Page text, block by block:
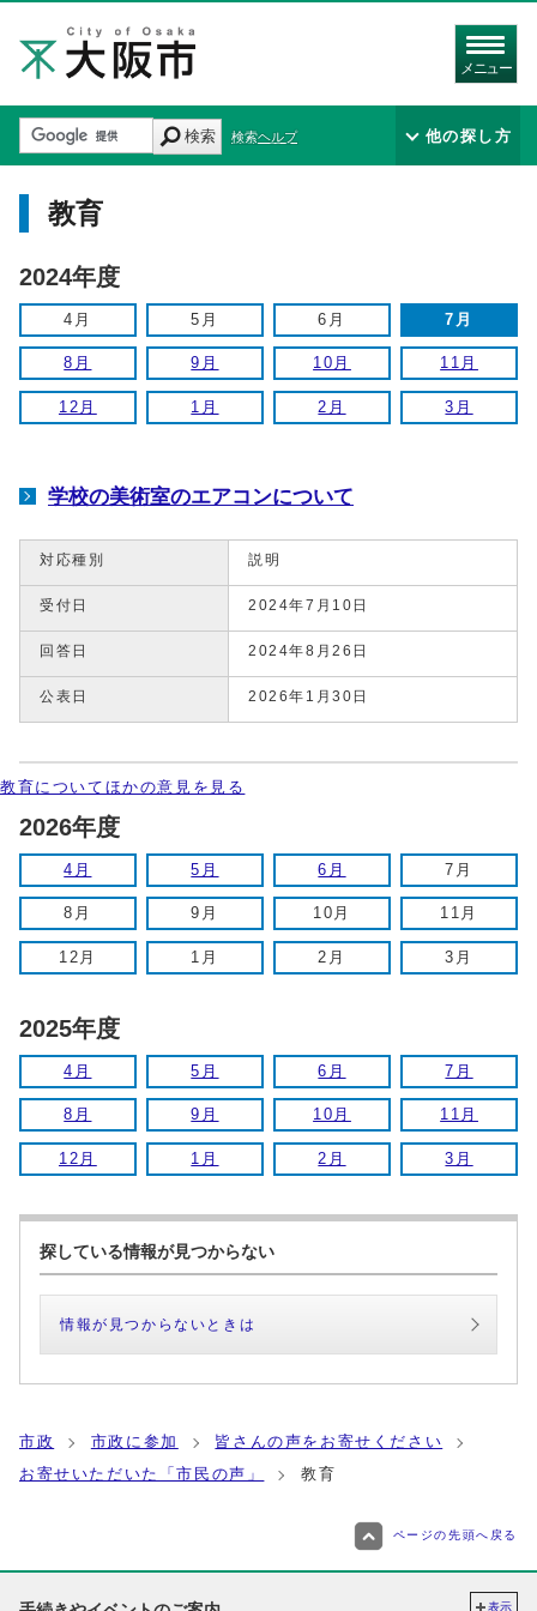
メニュー
検索 検索ヘルプ 他の探し方
教育
2024年度
4月 5月 6月 7月
8月 9月 10月 11月
12月 1月 2月 3月
学校の美術室のエアコンについて
対応種別 説明
受付日 2024年7月10日
回答日 2024年8月26日
公表日 2026年1月30日
教育についてほかの意見を見る
2026年度
4月 5月 6月 7月
8月 9月 10月 11月
12月 1月 2月 3月
2025年度
4月 5月 6月 7月
8月 9月 10月 11月
12月 1月 2月 3月
探している情報が見つからない
情報が見つからないときは
市政 市政に参加
皆さんの声をお寄せください
お寄せいただいた「市民の声」
教育
ページの先頭へ戻る
表示